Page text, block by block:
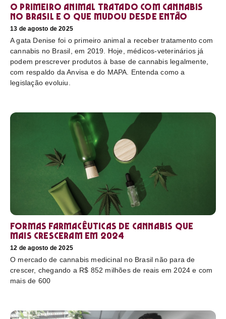
O primeiro animal tratado com cannabis
no Brasil e o que mudou desde então
13 de agosto de 2025
A gata Denise foi o primeiro animal a receber tratamento com
cannabis no Brasil, em 2019. Hoje, médicos-veterinários já
podem prescrever produtos à base de cannabis legalmente,
com respaldo da Anvisa e do MAPA. Entenda como a
legislação evoluiu.
Formas farmacêuticas de cannabis que
mais cresceram em 2024
12 de agosto de 2025
O mercado de cannabis medicinal no Brasil não para de
crescer, chegando a R$ 852 milhões de reais em 2024 e com
mais de 600